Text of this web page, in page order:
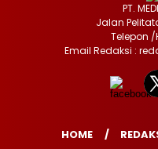
PT.
Jalan
Telepon /
Email Redaksi :
HOME